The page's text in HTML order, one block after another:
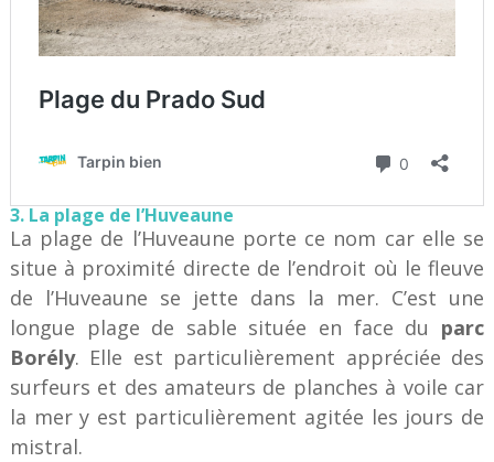
3. La plage de l’Huveaune
La plage de l’Huveaune porte ce nom car elle se
situe à proximité directe de l’endroit où le fleuve
de l’Huveaune se jette dans la mer. C’est une
longue plage de sable située en face du parc
Borély. Elle est particulièrement appréciée des
surfeurs et des amateurs de planches à voile car
la mer y est particulièrement agitée les jours de
mistral.